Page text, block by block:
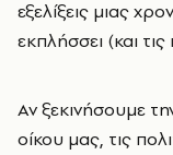
εξελίξεις μιας
εκπλήσσει (και
Αν ξεκινήσουμε
οίκου μας, τις